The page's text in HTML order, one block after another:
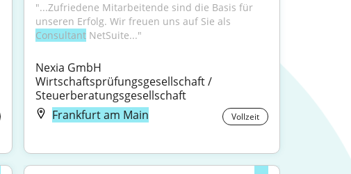
"...Zufriedene Mitarbeitende sind die Basis für
Consultant NetSuite..."
Nexia GmbH
Wirtschaftsprüfungsgesellschaft /
Steuerberatungsgesellschaft
Frankfurt am Main
Vollzeit